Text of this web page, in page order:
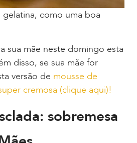
gelatina, como uma boa
sua mãe neste domingo esta
disso, se sua mãe for
versão de mousse de
cremosa (clique aqui)!
sobremesa